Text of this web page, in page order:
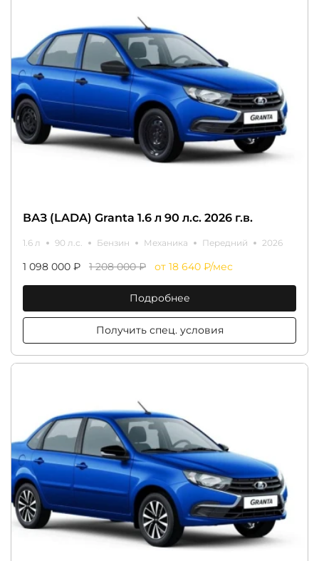
ВАЗ (LADA) Granta 1.6 л 90 л.с. 2026 г.в.
1.6 л 90 л.с. Бензин Механика Передний 2026
1 098 000 ₽ 1 208 000 ₽ от 18 640 ₽/мес
Подробнее
Получить спец. условия